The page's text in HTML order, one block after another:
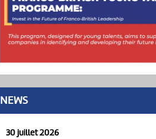
NEWS
30 juillet 2026